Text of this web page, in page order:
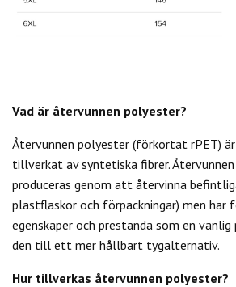
Vad är återvunnen polyester?
Återvunnen polyester (förkortat rPET)
tillverkat av syntetiska fibrer.
produceras genom att återvinna
plastflaskor och förpackningar) men har
egenskaper och prestanda som en
den till ett mer hållbart tygalternativ.
Hur tillverkas återvunnen polyester?